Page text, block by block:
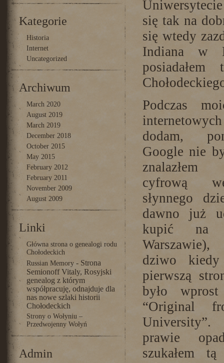
Kategorie
Historia
Internet
Uncategorized
Archiwum
March 2020
August 2019
March 2019
December 2018
October 2015
May 2015
February 2012
February 2011
November 2009
August 2009
Linki
Główna strona o genealogi rodu
Chołodeckich
Russian Memory- Strona
Semionoff Vitaly, Rosyjski
genealog z którym
współpracuję, odnajduje dla
nas nowe szlaki historii
Chołodeckich
Strony o Wołyniu –
Przedwojenny Wołyń
Admin
się tak na
się wtedy
Indiana w
Podczas
dodam,
Google nie
cyfrową
słynnego
dawno już
kupić na
dziwo kiedy
pierwszą
było
“Original
University”.
prawie
szukałem